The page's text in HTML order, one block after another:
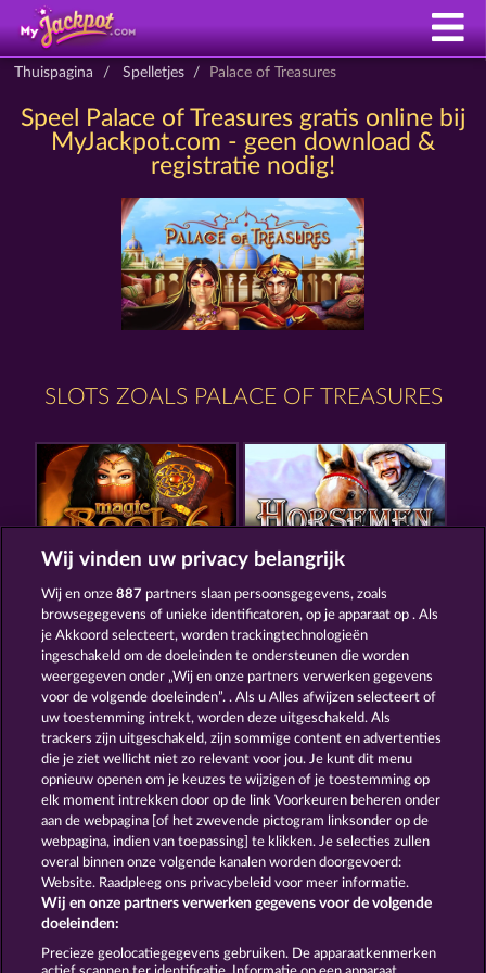
Thuispagina Spelletjes Palace of Treasures
Speel Palace of Treasures gratis online bij
MyJackpot.com - geen download &
registratie nodig!
SLOTS ZOALS PALACE OF TREASURES
MAGIC BOOK 6 HORSEMEN
GATES OF PERSIA 40 THIEVES
Algemene voorwaarden Privacyverklaring
Colofon Bedrijf FAQ Woordenlijst
Partnerprogramma Facebook
Terugbetalingsverzoek indienen
Wij vinden uw privacy belangrijk
Wij en onze887 partners slaan persoonsgegevens, zoals
browsegegevens of unieke identificatoren, op je apparaat op . Als
je Akkoord selecteert, worden trackingtechnologieën
ingeschakeld om de doeleinden te ondersteunen die worden
weergegeven onder „Wij en onze partners verwerken gegevens
voor de volgende doeleinden”. . Als u Alles afwijzen selecteert of
uw toestemming intrekt, worden deze uitgeschakeld. Als
trackers zijn uitgeschakeld, zijn sommige content en advertenties
die je ziet wellicht niet zo relevant voor jou. Je kunt dit menu
opnieuw openen om je keuzes te wijzigen of je toestemming op
elk moment intrekken door op de link Voorkeuren beheren onder
aan de webpagina [of het zwevende pictogram linksonder op de
webpagina, indien van toepassing] te klikken. Je selecties zullen
overal binnen onze volgende kanalen worden doorgevoerd:
Website. Raadpleeg ons privacybeleid voor meer informatie.
Wij en onze partners verwerken gegevens voor de volgende
doeleinden:
Precieze geolocatiegegevens gebruiken. De apparaatkenmerken